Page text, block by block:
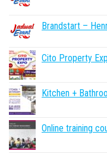
Brandstart –
Cito Property
Kitchen +
Online training